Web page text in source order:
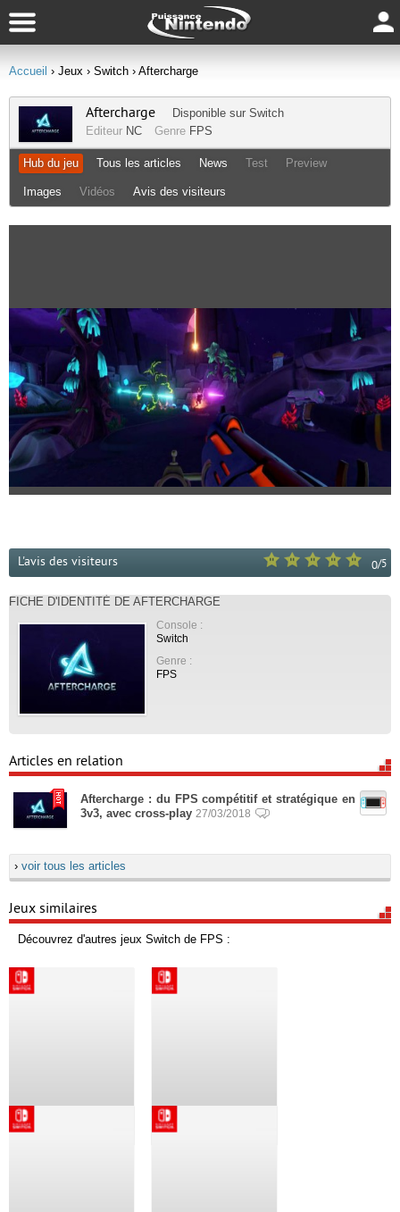
Accueil › Jeux › Switch › Aftercharge
Aftercharge Disponible sur Switch
Editeur NC Genre FPS
Hub du jeu Tous les articles News Test Preview
Images Vidéos Avis des visiteurs
0/5
L'avis des visiteurs
FICHE D'IDENTITÉ DE AFTERCHARGE
Console :
Switch
Genre :
FPS
Articles en relation
Aftercharge : du FPS compétitif et stratégique en
3v3, avec cross-play 27/03/2018
› voir tous les articles
Jeux similaires
Découvrez d'autres jeux Switch de FPS :